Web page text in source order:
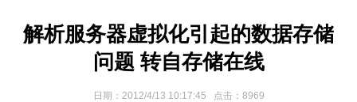
解析服务器虚拟化引起的数据存储
问题 转自存储在线
日期：2012/4/13 10:17:45 点击：8969